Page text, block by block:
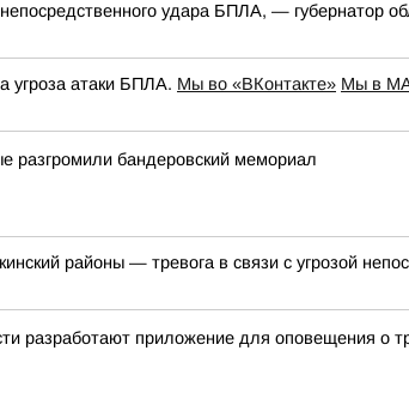
удара БПЛА, — губернатор
угроза атаки БПЛА. Мы во «ВКонтакте» Мы в
разгромили бандеровский мемориал
районы — тревога в связи с угрозой
разработают приложение для оповещения о